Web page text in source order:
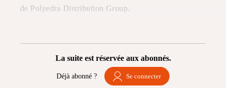
de Polyedra Distribution Group.
La suite est réservée aux abonnés.
Déjà abonné ? Se connecter